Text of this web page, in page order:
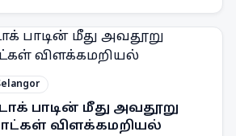
பாடின் மீது அவதூறு
விளக்கமறியல்